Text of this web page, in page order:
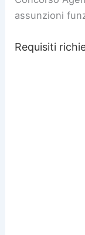
assunzioni
Requisiti